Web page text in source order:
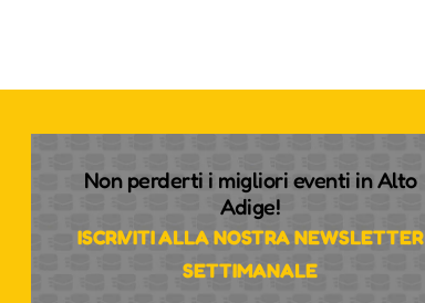
Non perderti i migliori eventi in Alto
Adige!
ISCRIVITI ALLA NOSTRA NEWSLETTER
SETTIMANALE